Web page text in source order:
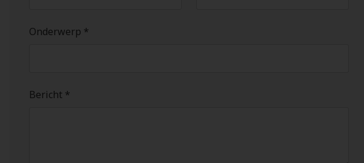
Onderwerp *
Bericht *